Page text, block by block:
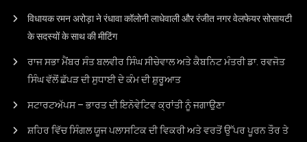
विधायक रमन अरोड़ा ने रंधावा कॉलोनी लाधेवाली और रंजीत नगर वेलफेयर सोसायटी
के सदस्यों के साथ की मीटिंग
ਰਾਜ ਸਭਾ ਮੈਂਬਰ ਸੰਤ ਬਲਵੀਰ ਸਿੰਘ ਸੀਚੇਵਾਲ ਅਤੇ ਕੈਬਨਿਟ ਮੰਤਰੀ ਡਾ. ਰਵਜੋਤ
ਸਿੰਘ ਵੱਲੋਂ ਛੱਪੜ ਦੀ ਸੁਧਾਈ ਦੇ ਕੰਮ ਦੀ ਸ਼ੁਰੂਆਤ
ਸਟਾਰਟਅੱਪਸ – ਭਾਰਤ ਦੀ ਇਨੋਵੇਟਿਵ ਕ੍ਰਾਂਤੀ ਨੂੰ ਜਗਾਉਣਾ
ਸ਼ਹਿਰ ਵਿੱਚ ਸਿੰਗਲ ਯੂਜ ਪਲਾਸਟਿਕ ਦੀ ਵਿਕਰੀ ਅਤੇ ਵਰਤੋਂ ਉੱਪਰ ਪੂਰਨ ਤੌਰ ਤੇ